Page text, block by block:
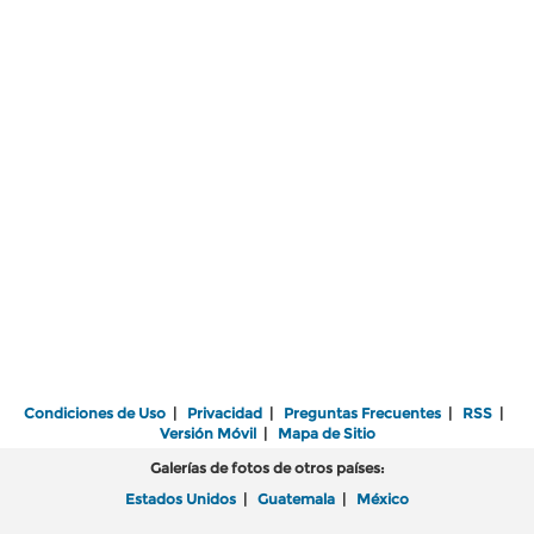
Condiciones de Uso | Privacidad | Preguntas Frecuentes | RSS |
Versión Móvil| Mapa de Sitio
Galerías de fotos de otros países:
Estados Unidos | Guatemala | México